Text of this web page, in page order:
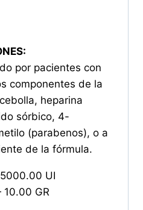
por pacientes con
componentes de la
heparina
sórbico, 4-
(parabenos), o a
de la fórmula.
UI
GR